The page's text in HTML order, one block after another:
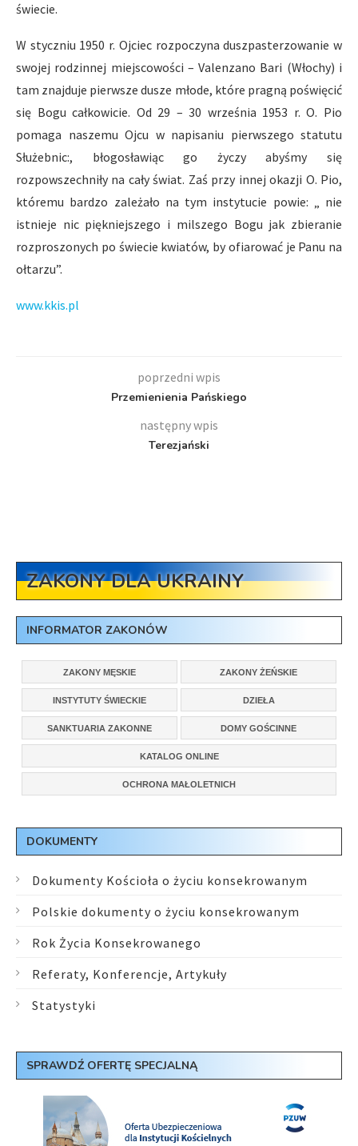
świecie.
W styczniu 1950 r. Ojciec rozpoczyna duszpasterzowanie w
swojej rodzinnej miejscowości – Valenzano Bari (Włochy) i
tam znajduje pierwsze dusze młode, które pragną poświęcić
się Bogu całkowicie. Od 29 – 30 września 1953 r. O. Pio
pomaga naszemu Ojcu w napisaniu pierwszego statutu
Służebnic:, błogosławiąc go życzy abyśmy się
rozpowszechniły na cały świat. Zaś przy innej okazji O. Pio,
któremu bardzo zależało na tym instytucie powie: „ nie
istnieje nic piękniejszego i milszego Bogu jak zbieranie
rozproszonych po świecie kwiatów, by ofiarować je Panu na
ołtarzu”.
www.kkis.pl
poprzedni wpis
Przemienienia Pańskiego
następny wpis
Terezjański
ZAKONY DLA UKRAINY
INFORMATOR ZAKONÓW
ZAKONY MĘSKIE ZAKONY ŻEŃSKIE
INSTYTUTY ŚWIECKIE DZIEŁA
SANKTUARIA ZAKONNE DOMY GOŚCINNE
KATALOG ONLINE
OCHRONA MAŁOLETNICH
DOKUMENTY
Dokumenty Kościoła o życiu konsekrowanym
Polskie dokumenty o życiu konsekrowanym
Rok Życia Konsekrowanego
Referaty, Konferencje, Artykuły
Statystyki
SPRAWDŹ OFERTĘ SPECJALNĄ